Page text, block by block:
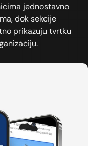
jednostavno
dok sekcije
prikazuju tvrtku